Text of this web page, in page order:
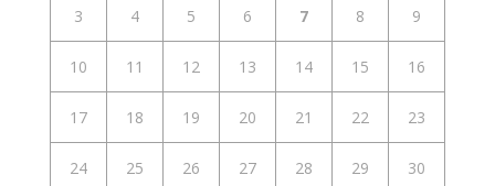
3 4 5 6 7 8 9
10 11 12 13 14 15 16
17 18 19 20 21 22 23
24 25 26 27 28 29 30